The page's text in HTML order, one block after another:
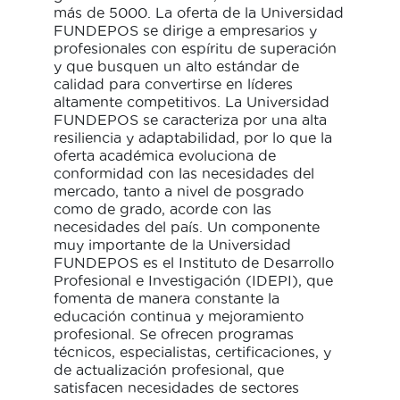
más de 5000. La oferta de la Universidad
FUNDEPOS se dirige a empresarios y
profesionales con espíritu de superación
y que busquen un alto estándar de
calidad para convertirse en líderes
altamente competitivos. La Universidad
FUNDEPOS se caracteriza por una alta
resiliencia y adaptabilidad, por lo que la
oferta académica evoluciona de
conformidad con las necesidades del
mercado, tanto a nivel de posgrado
como de grado, acorde con las
necesidades del país. Un componente
muy importante de la Universidad
FUNDEPOS es el Instituto de Desarrollo
Profesional e Investigación (IDEPI), que
fomenta de manera constante la
educación continua y mejoramiento
profesional. Se ofrecen programas
técnicos, especialistas, certificaciones, y
de actualización profesional, que
satisfacen necesidades de sectores